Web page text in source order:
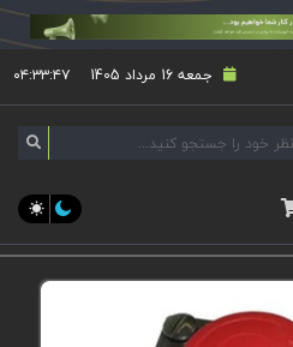
جمعه 16 مرداد 1405 ۰۴:۳۳:۴۷